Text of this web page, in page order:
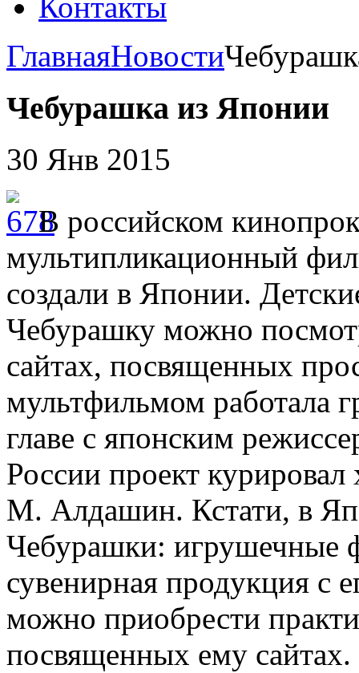
ГлавнаяНовости
Чебурашка из Японии
30 Янв 2015
В российском
мультипликационный
создали в Японии.
Чебурашку можно
сайтах, посвященных
мультфильмом работала
главе с японским
России проект
М. Алдашин. Кстати, в
Чебурашки: игрушечные
сувенирная продукция с
можно приобрести
посвященных ему сайтах.